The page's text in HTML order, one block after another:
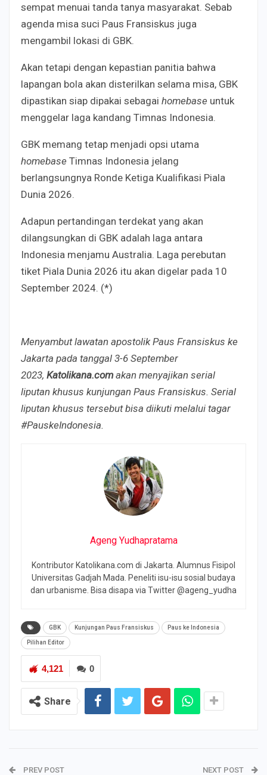
sempat menuai tanda tanya masyarakat. Sebab
agenda misa suci Paus Fransiskus juga
mengambil lokasi di GBK.
Akan tetapi dengan kepastian panitia bahwa
lapangan bola akan disterilkan selama misa, GBK
dipastikan siap dipakai sebagai homebase untuk
menggelar laga kandang Timnas Indonesia.
GBK memang tetap menjadi opsi utama
homebase Timnas Indonesia jelang
berlangsungnya Ronde Ketiga Kualifikasi Piala
Dunia 2026.
Adapun pertandingan terdekat yang akan
dilangsungkan di GBK adalah laga antara
Indonesia menjamu Australia. Laga perebutan
tiket Piala Dunia 2026 itu akan digelar pada 10
September 2024. (*)
Menyambut lawatan apostolik Paus Fransiskus ke
Jakarta pada tanggal 3-6 September
2023, Katolikana.comakan menyajikan serial
liputan khusus kunjungan Paus Fransiskus. Serial
liputan khusus tersebut bisa diikuti melalui tagar
#PauskeIndonesia.
Ageng Yudhapratama
Kontributor Katolikana.com di Jakarta. Alumnus Fisipol
Universitas Gadjah Mada. Peneliti isu-isu sosial budaya
dan urbanisme. Bisa disapa via Twitter @ageng_yudha
GBK Kunjungan Paus Fransiskus Paus ke Indonesia
Pilihan Editor
0
4,121
Share
PREV POST NEXT POST